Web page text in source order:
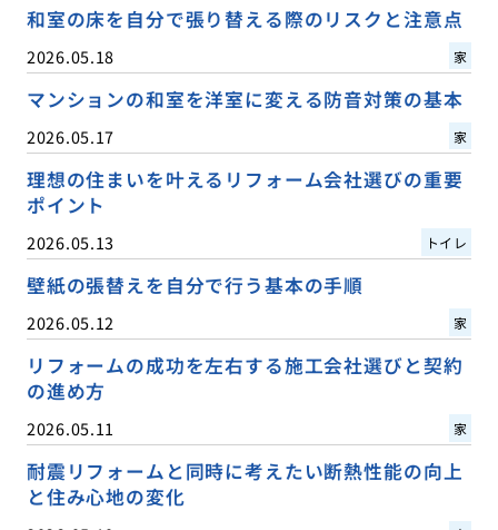
和室の床を自分で張り替える際のリスクと注意点
2026.05.18 家
マンションの和室を洋室に変える防音対策の基本
2026.05.17 家
理想の住まいを叶えるリフォーム会社選びの重要
ポイント
2026.05.13 トイレ
壁紙の張替えを自分で行う基本の手順
2026.05.12 家
リフォームの成功を左右する施工会社選びと契約
の進め方
2026.05.11 家
耐震リフォームと同時に考えたい断熱性能の向上
と住み心地の変化